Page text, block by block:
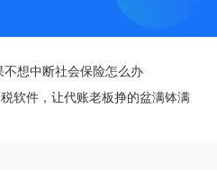
不想中断社会保险怎么办
软件，让代账老板挣的盆满钵满